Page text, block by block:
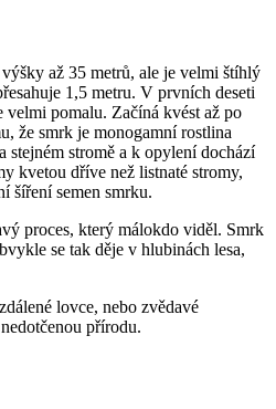
až 35 metrů, ale je velmi štíhlý
1,5 metru. V prvních deseti
velmi pomalu. Začíná kvést až po
že smrk je monogamní rostlina
stejném stromě a k opylení dochází
kvetou dříve než listnaté stromy,
šíření semen smrku.
proces, který málokdo viděl. Smrk
se tak děje v hlubinách lesa,
lovce, nebo zvědavé
přírodu.